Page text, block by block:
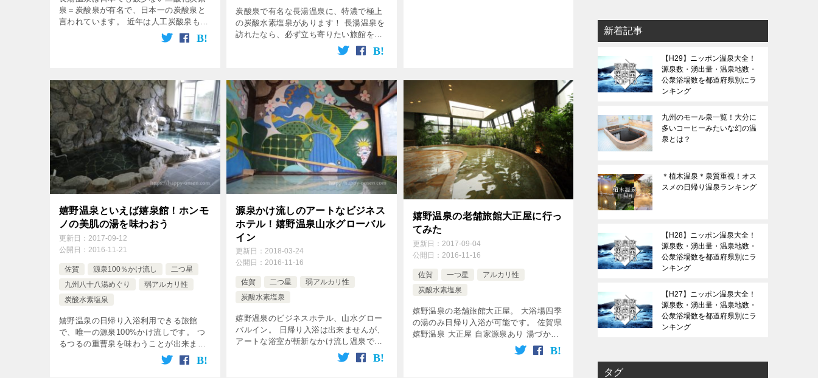
泉＝炭酸泉が有名で、日本一の炭酸泉と
言われています。 近年は人工炭酸泉も増
えてきましたが、長湯では天然で素晴ら
しいお湯を堪能できますよ！ 今回はそん
炭酸泉で有名な長湯温泉に、特濃で極上
の炭酸水素塩泉があります！ 長湯温泉を
訪れたなら、必ず立ち寄りたい旅館をご
紹介します^^ 長湯温泉郷の湯旅館のポイ
ント あまりの析出物に、浴槽に手をつく
嬉野温泉といえば嬉泉館！ホンモ
ノの美肌の湯を味わおう
更新日： 2017-09-12
公開日： 2016-11-21
佐賀 源泉100％かけ流し
二つ星
九州八十八湯めぐり
弱アルカリ性
炭酸水素塩泉
嬉野温泉の日帰り入浴利用できる旅館
で、唯一の源泉100%かけ流しです。 つ
るつるの重曹泉を味わうことが出来ます
よ^^ 嬉野温泉 嬉泉館って？ 嬉野温泉で
唯一の源泉100%かけ流し 美肌の湯の代
源泉かけ流しのアートなビジネス
ホテル！嬉野温泉山水グローバル
イン
更新日： 2018-03-24
公開日： 2016-11-16
佐賀 二つ星
弱アルカリ性
炭酸水素塩泉
嬉野温泉のビジネスホテル、山水グロー
バルイン。 日帰り入浴は出来ませんが、
アートな浴室が斬新なかけ流し温泉で
す。 2018年4月1日から、九州八十八湯
めぐり対象になりました！ 佐賀県 嬉野
嬉野温泉の老舗旅館大正屋に行っ
てみた
更新日： 2017-09-04
公開日： 2016-11-16
佐賀 一つ星
アルカリ性
炭酸水素塩泉
嬉野温泉の老舗旅館大正屋。 大浴場四季
の湯のみ日帰り入浴が可能です。 佐賀県
嬉野温泉 大正屋 自家源泉あり 湯づかい
がもったいなすぎる 大正屋の感想 自家
源泉 大正屋は自家源泉を持っており、駐
新着記事
【H29】ニッポン温泉大全！
源泉数・湧出量・温泉地数・
公衆浴場数を都道府県別にラ
ンキング
九州のモール泉一覧！大分に
多いコーヒーみたいな幻の温
泉とは？
＊植木温泉＊泉質重視！オス
スメの日帰り温泉ランキング
【H28】ニッポン温泉大全！
源泉数・湧出量・温泉地数・
公衆浴場数を都道府県別にラ
ンキング
【H27】ニッポン温泉大全！
源泉数・湧出量・温泉地数・
公衆浴場数を都道府県別にラ
ンキング
タグ